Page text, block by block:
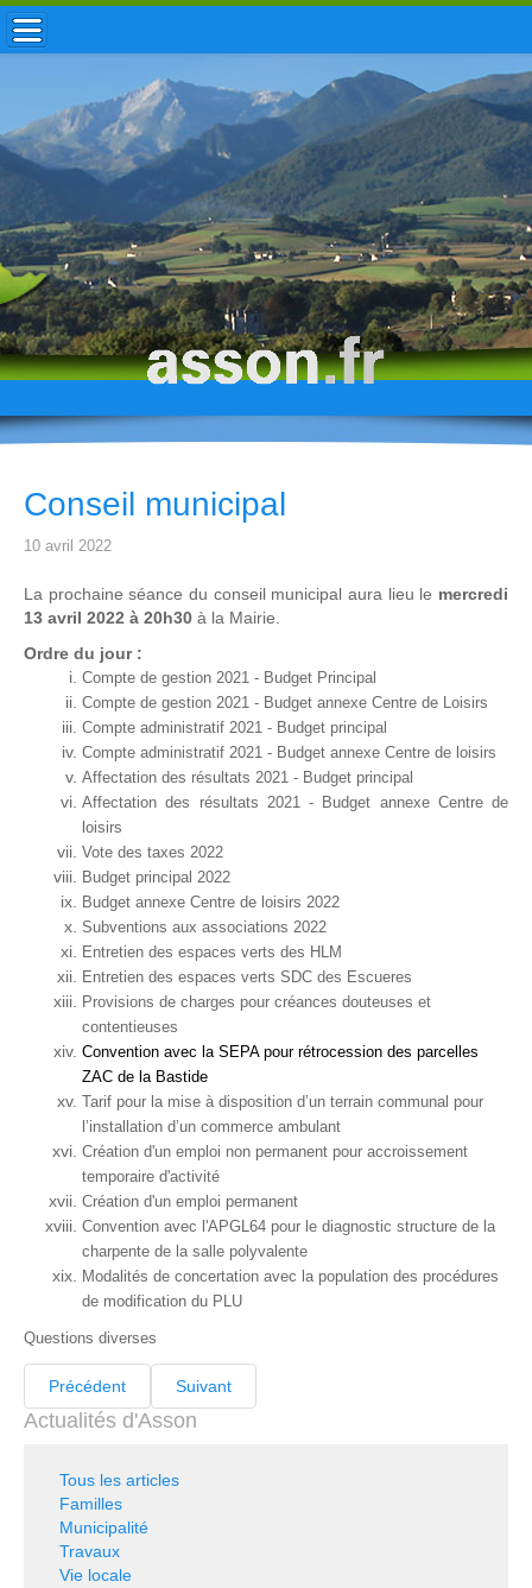
ACCUEIL / INFOS
MUNICIPALITÉ
VIE LOCALE
ENFANCE
TOURISME
HISTOIRE
Conseil municipal
10 avril 2022
La prochaine séance du conseil municipal aura lieu le mercredi
13 avril 2022 à 20h30 à la Mairie.
Ordre du jour :
Compte de gestion 2021 - Budget Principal
Compte de gestion 2021 - Budget annexe Centre de Loisirs
Compte administratif 2021 - Budget principal
Compte administratif 2021 - Budget annexe Centre de loisirs
Affectation des résultats 2021 - Budget principal
Affectation des résultats 2021 - Budget annexe Centre de
loisirs
Vote des taxes 2022
Budget principal 2022
Budget annexe Centre de loisirs 2022
Subventions aux associations 2022
Entretien des espaces verts des HLM
Entretien des espaces verts SDC des Escueres
Provisions de charges pour créances douteuses et
contentieuses
Convention avec la SEPA pour rétrocession des parcelles
ZAC de la Bastide
Tarif pour la mise à disposition d’un terrain communal pour
l’installation d’un commerce ambulant
Création d'un emploi non permanent pour accroissement
temporaire d'activité
Création d'un emploi permanent
Convention avec l'APGL64 pour le diagnostic structure de la
charpente de la salle polyvalente
Modalités de concertation avec la population des procédures
de modification du PLU
Questions diverses
Précédent Suivant
Actualités d'Asson
Tous les articles
Familles
Municipalité
Travaux
Vie locale